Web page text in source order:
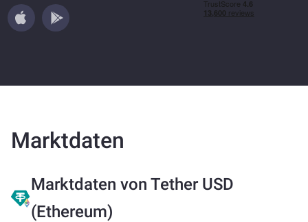
Marktdaten
Marktdaten von Tether USD
(Ethereum)